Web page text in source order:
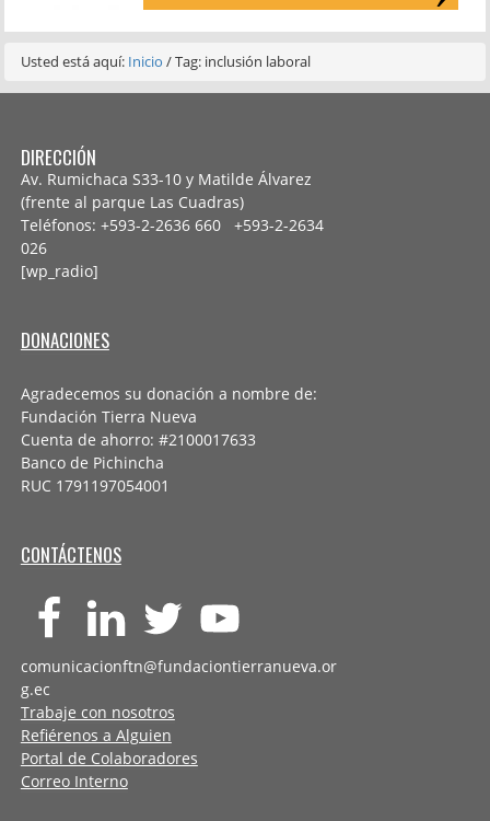
Usted está aquí: Inicio/Tag: inclusión laboral
DIRECCIÓN
Av. Rumichaca S33-10 y Matilde Álvarez
(frente al parque Las Cuadras)
Teléfonos: +593-2-2636 660 +593-2-2634
026
[wp_radio]
DONACIONES
Agradecemos su donación a nombre de:
Fundación Tierra Nueva
Cuenta de ahorro: #2100017633
Banco de Pichincha
RUC 1791197054001
CONTÁCTENOS
comunicacionftn@fundaciontierranueva.or
g.ec
Trabaje con nosotros
Refiérenos a Alguien
Portal de Colaboradores
Correo Interno